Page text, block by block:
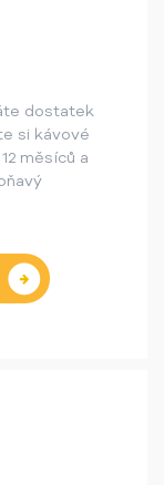
dostatek
si kávové
měsíců a